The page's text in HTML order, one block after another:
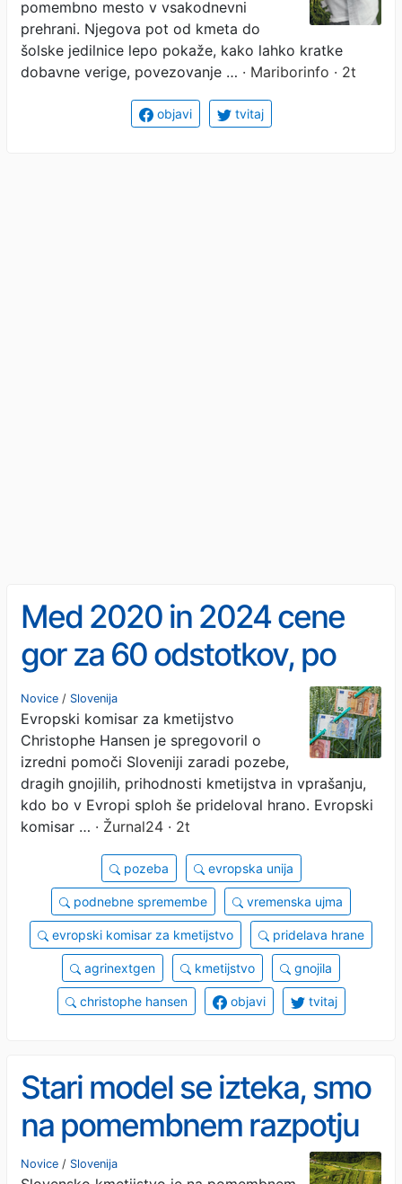
pomembno mesto v vsakodnevni
prehrani. Njegova pot od kmeta do
šolske jedilnice lepo pokaže, kako lahko kratke
dobavne verige, povezovanje … · Mariborinfo · 2t
objavi tvitaj
Med 2020 in 2024 cene
gor za 60 odstotkov, po
2024 še za 70
Novice / Slovenija
Evropski komisar za kmetijstvo
Christophe Hansen je spregovoril o
izredni pomoči Sloveniji zaradi pozebe,
dragih gnojilih, prihodnosti kmetijstva in vprašanju,
kdo bo v Evropi sploh še prideloval hrano. Evropski
komisar … · Žurnal24 · 2t
pozeba evropska unija
podnebne spremembe vremenska ujma
evropski komisar za kmetijstvo pridelava hrane
agrinextgen kmetijstvo gnojila
christophe hansen objavi tvitaj
Stari model se izteka, smo
na pomembnem razpotju
Novice / Slovenija